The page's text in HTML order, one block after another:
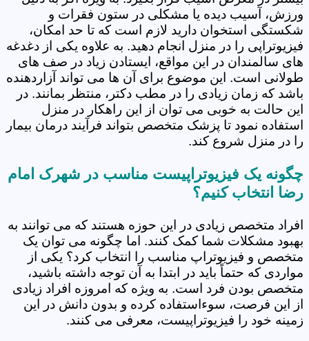
ورزش، آسیب دیده یا مشکلی در ستون فقرات و
شکستگی استخوان دارید لازم است که تا حد امکان،
فیزیوتراپی را در منزل انجام دهید. به علاوه یکی از دغدغه
های سالمندان در این مواقع، ایستادن زیاد در صف های
طولانی است. این موضوع برای آن ها می تواند آزاردهنده
باشد که زمان زیادی را در مطب دکتر، منتظر بمانند. در
این حالت به خوبی می توان از این راهکار در منزل
استفاده نمود تا پزشک متخصص بتواند فرآیند درمان بیمار
را در منزل شروع کند.
چگونه یک فیزیوتراپیست مناسب در شهرک امام
رضا انتخاب کنیم؟
افراد متخصص زیادی در این حوزه هستند که می توانند به
بهبود مشکلات شما کمک کنند. اما چگونه می توان یک
متخصص و فیزیوتراپ مناسب را انتخاب کرد؟ یکی از
مواردی که حتماً باید در ابتدا به آن توجه داشته باشید،
متخصص بودن فرد است. به ویژه که امروزه افراد زیادی
از این فرصت، سوءاستفاده کرده و بدون دانش در این
زمینه خود را فیزیوتراپیست، معرفی می کنند.